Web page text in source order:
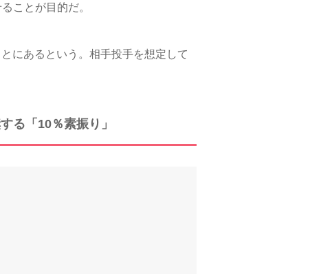
ことが目的だ。
にあるという。相手投手を想定して
る「10％素振り」